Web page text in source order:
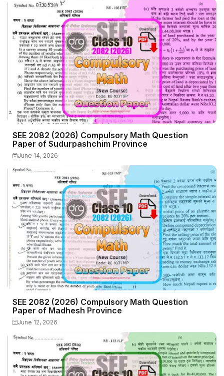
SEE 2082 (2026) Compulsory Math Question
Paper of Sudurpashchim Province
June 14, 2026
SEE 2082 (2026) Compulsory Math Question
Paper of Madhesh Province
June 12, 2026